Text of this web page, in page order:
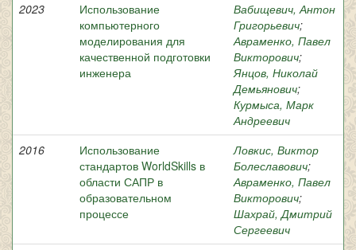
2023
Использование
компьютерного
моделирования для
качественной подготовки
инженера
Вабищевич, Антон
Григорьевич;
Авраменко, Павел
Викторович;
Янцов, Николай
Демьянович;
Курмыса, Марк
Андреевич
2016
Использование
стандартов WorldSkills в
области САПР в
образовательном
процессе
Ловкис, Виктор
Болеславович;
Авраменко, Павел
Викторович;
Шахрай, Дмитрий
Сергеевич